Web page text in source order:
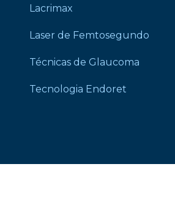
Lacrimax
Laser de Femtosegundo
Técnicas de Glaucoma
Tecnologia Endoret